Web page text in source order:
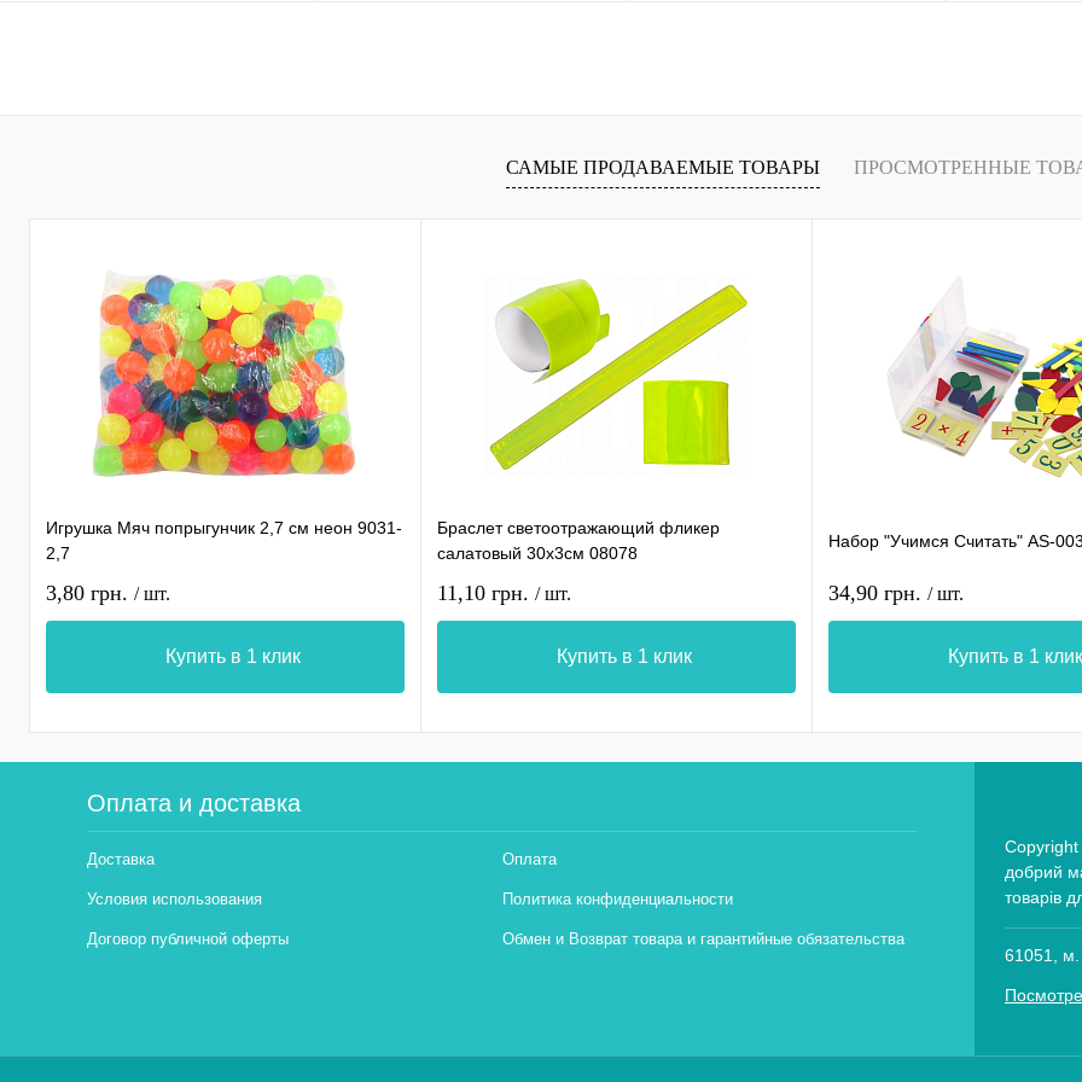
САМЫЕ ПРОДАВАЕМЫЕ ТОВАРЫ ПРОСМОТРЕННЫЕ
Игрушка Мяч попрыгунчик 2,7 см неон 9031-
2,7
3,80 грн. / шт.
Купить в 1 клик
Браслет светоотражающий фликер
салатовый 30х3см 08078
11,10 грн. / шт.
Купить в 1 клик
Набор "Учимся Считать" AS-
34,90 грн. / шт.
Купить в 1 клик
Оплата и доставка
Доставка Оплата
Условия использования Политика конфиденциальности
Договор публичной оферты Обмен и Возврат товара и гарантийные обязательства
добрий
товарів
61051, м.